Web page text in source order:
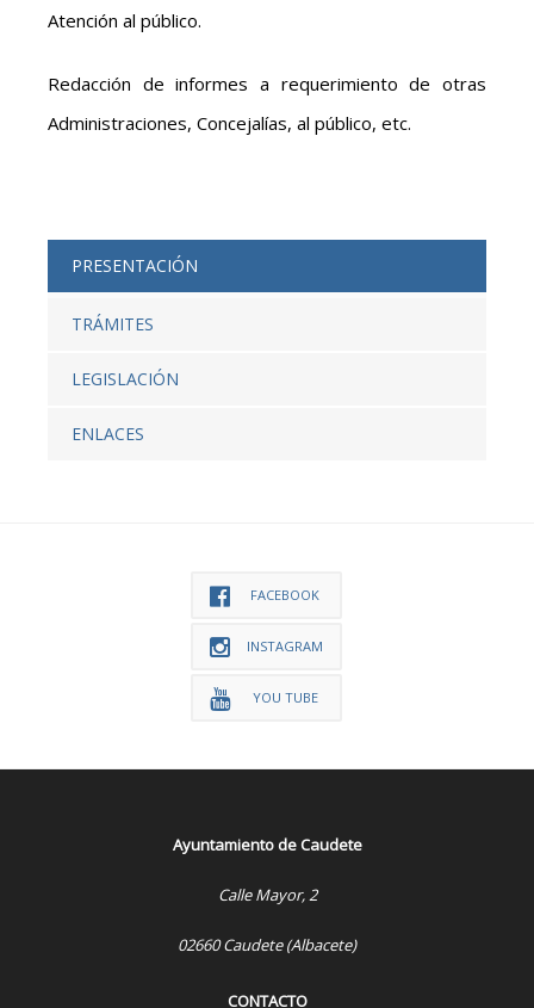
Atención al público.
Redacción de informes a requerimiento de otras
Administraciones, Concejalías, al público, etc.
PRESENTACIÓN
TRÁMITES
LEGISLACIÓN
ENLACES
FACEBOOK
INSTAGRAM
YOU TUBE
Ayuntamiento de Caudete
Calle Mayor, 2
02660 Caudete (Albacete)
CONTACTO